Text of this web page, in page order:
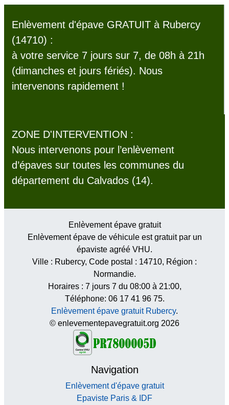
Enlèvement d'épave GRATUIT à Rubercy
(14710) :
à votre service 7 jours sur 7, de 08h à 21h
(dimanches et jours fériés). Nous
intervenons rapidement !
ZONE D'INTERVENTION :
Nous intervenons pour l’enlèvement
d’épaves sur toutes les communes du
département du Calvados (14).
Enlèvement épave gratuit
Enlèvement épave de véhicule est gratuit par un
épaviste agréé VHU.
Ville : Rubercy, Code postal : 14710, Région :
Normandie.
Horaires : 7 jours 7 du 08:00 à 21:00,
Téléphone: 06 17 41 96 75.
Enlèvement épave gratuit Rubercy.
© enlevementepavegratuit.org 2026
Navigation
Enlèvement d'épave gratuit
Epaviste Paris & IDF